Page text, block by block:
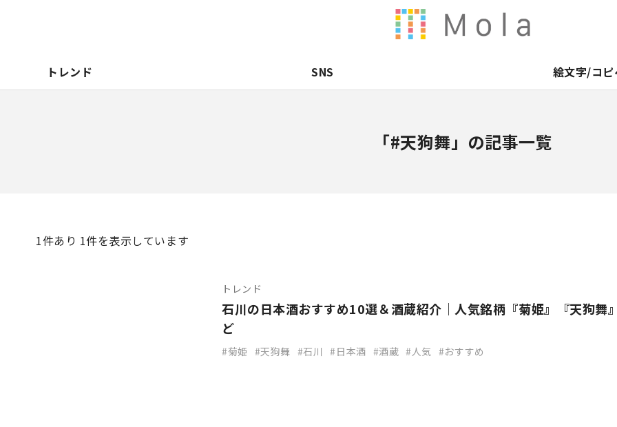
トレンド SNS 絵文字/コピ
「#天狗舞」の記事一覧
1件あり 1件を表示しています
トレンド
石川の日本酒おすすめ10選＆酒蔵紹介｜人気銘柄『菊姫』『天狗舞
ど
菊姫 天狗舞 石川 日本酒 酒蔵 人気 おすすめ